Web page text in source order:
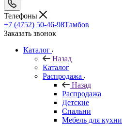
Телефоны
+7 (4752) 50-46-98Тамбов
Заказать звонок
Каталог
Назад
Каталог
Распродажа
Назад
Распродажа
Детские
Спальни
Мебель для кухни